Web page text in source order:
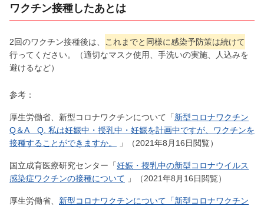
ワクチン接種したあとは
2回のワクチン接種後は、
これまでと同様に感染予防策は続けて
行ってください。（適切なマスク使用、手洗いの実施、人込みを
避けるなど）
参考：
厚生労働省、新型コロナワクチンについて「新型コロナワクチン
Q＆A Q. 私は妊娠中・授乳中・妊娠を計画中ですが、ワクチンを
接種することができますか。
」（2021年8月16日閲覧）
国立成育医療研究センター「妊娠・授乳中の新型コロナウイルス
感染症ワクチンの接種について 」（2021年8月16日閲覧）
厚生労働省、 新型コロナワクチンについて「新型コロナワクチン